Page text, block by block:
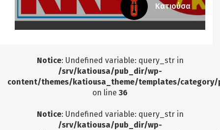
Κατιούσα
Notice: Undefined variable: query_str in
/srv/katiousa/pub_dir/wp-
content/themes/katiousa_theme/templates/
on line 36
Notice: Undefined variable: query_str in
/srv/katiousa/pub_dir/wp-